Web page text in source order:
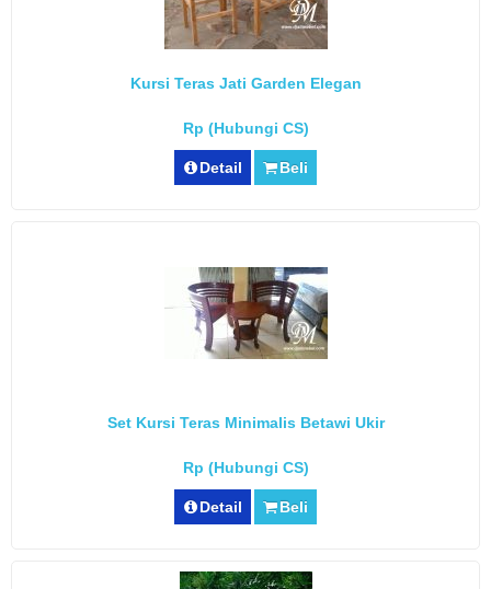
Kursi Teras Jati Garden Elegan
Rp (Hubungi CS)
Detail Beli
Set Kursi Teras Minimalis Betawi Ukir
Rp (Hubungi CS)
Detail Beli